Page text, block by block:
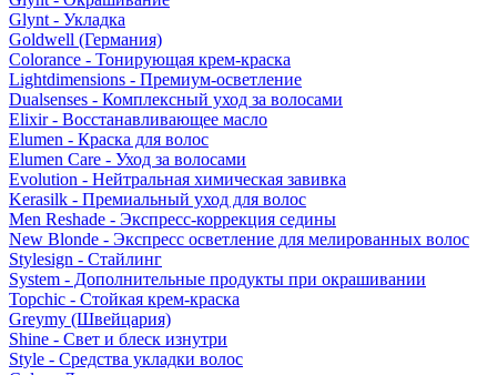
Glynt - Укладка
Goldwell (Германия)
Colorance - Тонирующая крем-краска
Lightdimensions - Премиум-осветление
Dualsenses - Комплексный уход за волосами
Elixir - Восстанавливающее масло
Elumen - Краска для волос
Elumen Care - Уход за волосами
Evolution - Нейтральная химическая завивка
Kerasilk - Премиальный уход для волос
Men Reshade - Экспресс-коррекция седины
New Blonde - Экспресс осветление для мелированных волос
Stylesign - Стайлинг
System - Дополнительные продукты при окрашивании
Topchic - Стойкая крем-краска
Greymy (Швейцария)
Shine - Свет и блеск изнутри
Style - Средства укладки волос